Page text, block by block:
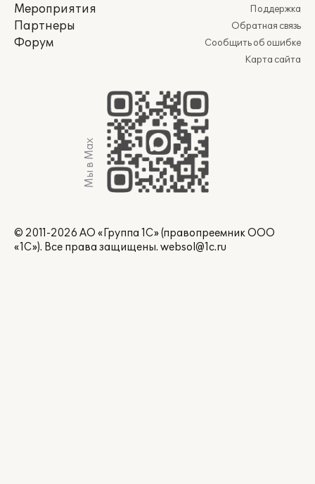
Мероприятия
Партнеры
Форум
Поддержка
Обратная связь
Сообщить об ошибке
Карта сайта
Мы в Max
© 2011-2026 АО «Группа 1С» (правопреемник ООО
«1С»). Все права защищены. websol@1c.ru